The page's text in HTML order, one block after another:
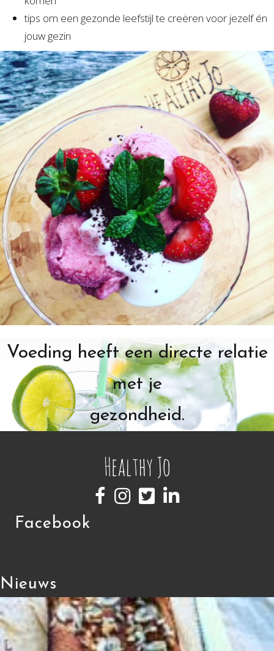
tips om een gezonde leefstijl te creëren voor jezelf én
jouw gezin
Voeding heeft een directe relatie
met je
gezondheid.
Facebook
Nieuws